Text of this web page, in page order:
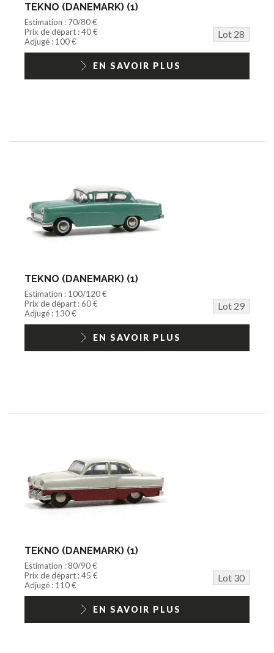
TEKNO (DANEMARK) (1)
Estimation : 70/80 €
Prix de départ : 40 €
Lot 28
Adjugé : 100 €
EN SAVOIR PLUS
TEKNO (DANEMARK) (1)
Estimation : 100/120 €
Prix de départ : 60 €
Lot 29
Adjugé : 130 €
EN SAVOIR PLUS
TEKNO (DANEMARK) (1)
Estimation : 80/90 €
Prix de départ : 45 €
Lot 30
Adjugé : 110 €
EN SAVOIR PLUS